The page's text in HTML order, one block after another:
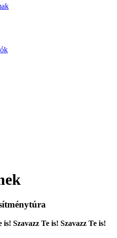
is! Szavazz Te is! Szavazz Te is!